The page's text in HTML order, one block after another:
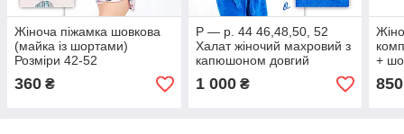
Жіноча піжамка шовкова
(майка із шортами)
Розміри 42-52
360 ₴
Р — р. 44 46,48,50, 52
Халат жіночий махровий з
капюшоном довгий
волошка. Туреччина
1 000₴
+
850